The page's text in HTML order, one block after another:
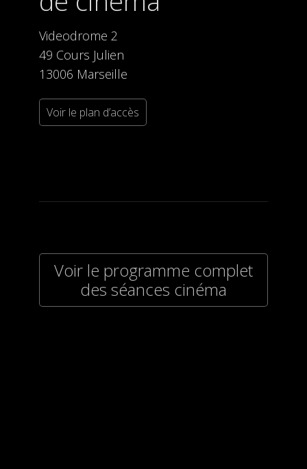
Videodrome 2
49 Cours Julien
13006 Marseille
Voir le plan d’accès
Voir le programme complet
des séances cinéma